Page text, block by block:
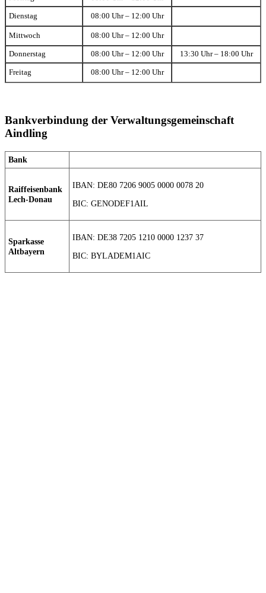
Dienstag 08:00 Uhr – 12:00 Uhr
Mittwoch 08:00 Uhr – 12:00 Uhr
Donnerstag 08:00 Uhr – 12:00 Uhr 13:30 Uhr – 18:00 Uhr
Freitag 08:00 Uhr – 12:00 Uhr
Bankverbindung der Verwaltungsgemeinschaft
Aindling
Bank
Raiffeisenbank
Lech-Donau
IBAN: DE80 7206 9005 0000 0078 20
BIC: GENODEF1AIL
Sparkasse
Altbayern
IBAN: DE38 7205 1210 0000 1237 37
BIC: BYLADEM1AIC